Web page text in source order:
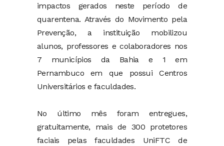
impactos gerados neste período de
quarentena. Através do Movimento pela
Prevenção, a instituição mobilizou
alunos, professores e colaboradores nos
7 municípios da Bahia e 1 em
Pernambuco em que possui Centros
Universitários e faculdades.
No último mês foram entregues,
gratuitamente, mais de 300 protetores
faciais pelas faculdades UniFTC de